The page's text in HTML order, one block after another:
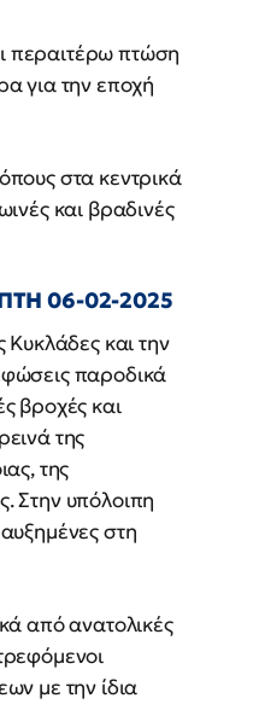
περαιτέρω πτώση
για την εποχή
στα κεντρικά
και βραδινές
06-02-2025
Κυκλάδες και την
παροδικά
βροχές και
της
της
Στην υπόλοιπη
στη
από ανατολικές
με την ίδια